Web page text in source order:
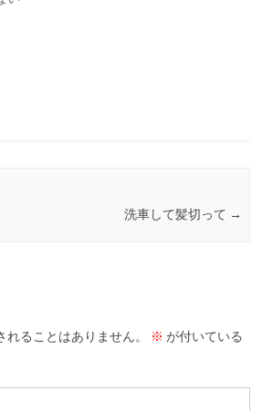
洗車して髪切って →
れることはありません。 ※ が付いている